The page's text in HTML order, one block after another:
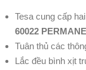
Tesa cung cấp
60022
Tuân thủ các
Lắc đều bình xịt